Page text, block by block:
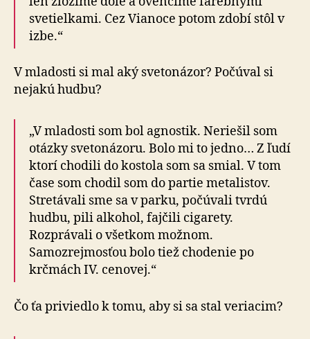
svetielkami. Cez Vianoce potom zdobí stôl v
izbe.“
V mladosti si mal aký svetonázor? Počúval si
nejakú hudbu?
„V mladosti som bol agnostik. Neriešil som
otázky svetonázoru. Bolo mi to jedno… Z ľudí
ktorí chodili do kostola som sa smial. V tom
čase som chodil som do partie metalistov.
Stretávali sme sa v parku, počúvali tvrdú
hudbu, pili alkohol, fajčili cigarety.
Rozprávali o všetkom možnom.
Samozrejmosťou bolo tiež chodenie po
krčmách IV. cenovej.“
Čo ťa priviedlo k tomu, aby si sa stal veriacim?